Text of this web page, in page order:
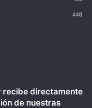
448
recibe directamente
de nuestras